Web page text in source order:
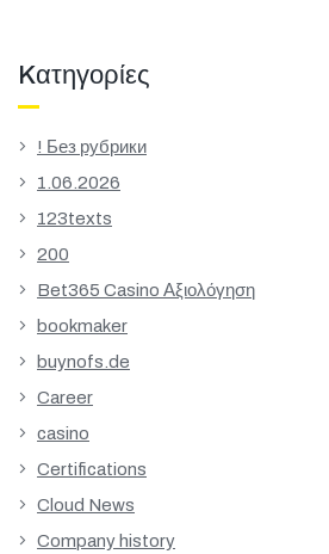
Kατηγορίες
! Без рубрики
1.06.2026
123texts
200
Bet365 Casino Αξιολόγηση
bookmaker
buynofs.de
Career
casino
Certifications
Cloud News
Company history